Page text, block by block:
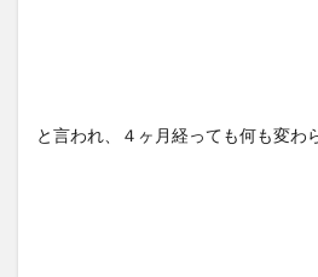
と言われ、４ヶ月経っても何も変わ